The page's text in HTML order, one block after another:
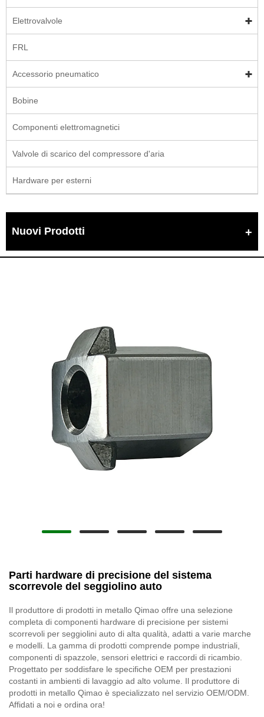
Elettrovalvole
FRL
Accessorio pneumatico
Bobine
Componenti elettromagnetici
Valvole di scarico del compressore d'aria
Hardware per esterni
Nuovi Prodotti
Parti hardware di precisione del sistema
scorrevole del seggiolino auto
Il produttore di prodotti in metallo Qimao offre una selezione
completa di componenti hardware di precisione per sistemi
scorrevoli per seggiolini auto di alta qualità, adatti a varie marche
e modelli. La gamma di prodotti comprende pompe industriali,
componenti di spazzole, sensori elettrici e raccordi di ricambio.
Progettato per soddisfare le specifiche OEM per prestazioni
costanti in ambienti di lavaggio ad alto volume. Il produttore di
prodotti in metallo Qimao è specializzato nel servizio OEM/ODM.
Affidati a noi e ordina ora!